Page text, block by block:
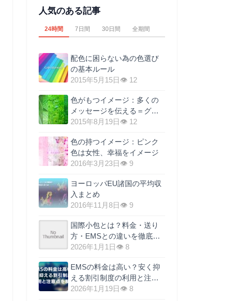
人気のある記事
24時間 7日間 30日間 全期間
配色に困らない為の色選び
の基本ルール
2015年5月15日 👁 12
色がもつイメージ：多くの
メッセージを伝える＝グリ
ーン効果
2015年8月19日 👁 12
色の持つイメージ：ピンク
色は女性、幸福をイメージ
2016年3月23日 👁 9
ヨーロッパEU諸国の平均収
入まとめ
2016年11月8日 👁 9
国際小包とは？料金・送り
方・EMSとの違いを徹底解
説
2026年1月1日 👁 8
EMSの料金は高い？安く抑
える割引制度の利用と注意
点を解説
2026年1月19日 👁 8